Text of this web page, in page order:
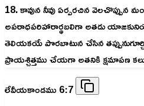
18. కావున నీవు ఏర్పరచిన వెలచొప్పున
అపరాధపరిహారార్థబలిగా అతడు
తెలియకయే పొరబాటున చేసిన
ప్రాయశ్చిత్తము చేయగా అతనికి క్షమాపణ
లేవీయకాండము 6:7